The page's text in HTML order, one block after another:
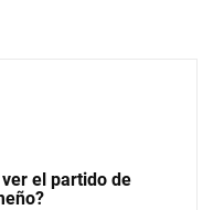
el partido de